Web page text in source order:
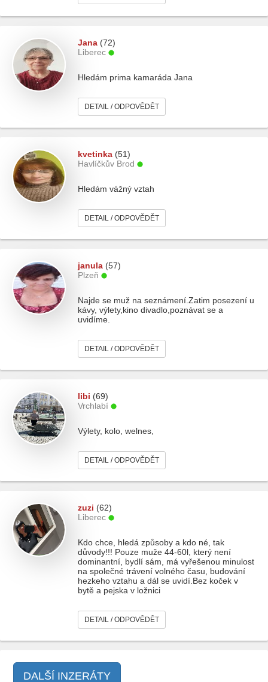
Jana (72)
Liberec
Hledám prima kamaráda Jana
DETAIL / ODPOVĚDĚT
kvetinka (51)
Havlíčkův Brod
Hledám vážný vztah
DETAIL / ODPOVĚDĚT
janula (57)
Plzeň
Najde se muž na seznámení.Zatim posezení u
kávy, výlety,kino divadlo,poznávat se a
uvidíme.
DETAIL / ODPOVĚDĚT
libi (69)
Vrchlabí
Výlety, kolo, welnes,
DETAIL / ODPOVĚDĚT
zuzi (62)
Liberec
Kdo chce, hledá způsoby a kdo né, tak
důvody!!! Pouze muže 44-60l, který není
dominantní, bydlí sám, má vyřešenou minulost
na společné trávení volného času, budování
hezkeho vztahu a dál se uvidí.Bez koček v
bytě a pejska v ložnici
DETAIL / ODPOVĚDĚT
DALŠÍ INZERÁTY